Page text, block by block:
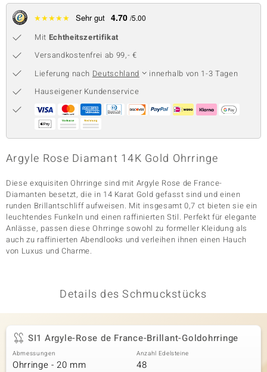
Collection
Classics
★★★★★ Sehr gut 4.70 /5.00
Mit Echtheitszertifikat
Versandkostenfrei ab 99,- €
Lieferung nach Deutschland
innerhalb von 1-3 Tagen
Hauseigener Kundenservice
Argyle Rose Diamant 14K Gold Ohrringe
Diese exquisiten Ohrringe sind mit Argyle Rose de France-
Diamanten besetzt, die in 14 Karat Gold gefasst sind und einen
runden Brillantschliff aufweisen. Mit insgesamt 0,7 ct bieten sie ein
leuchtendes Funkeln und einen raffinierten Stil. Perfekt für elegante
Anlässe, passen diese Ohrringe sowohl zu formeller Kleidung als
auch zu raffinierten Abendlooks und verleihen ihnen einen Hauch
von Luxus und Charme.
Details des Schmuckstücks
SI1 Argyle-Rose de France-Brillant-Goldohrringe
Abmessungen
Ohrringe - 20 mm
Anzahl Edelsteine
48